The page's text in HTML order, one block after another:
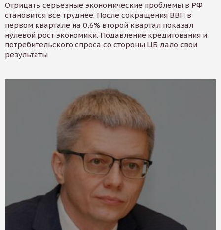
Отрицать серьезные экономические проблемы в РФ
становится все труднее. После сокращения ВВП в
первом квартале на 0,6% второй квартал показал
нулевой рост экономики. Подавление кредитования и
потребительского спроса со стороны ЦБ дало свои
результаты